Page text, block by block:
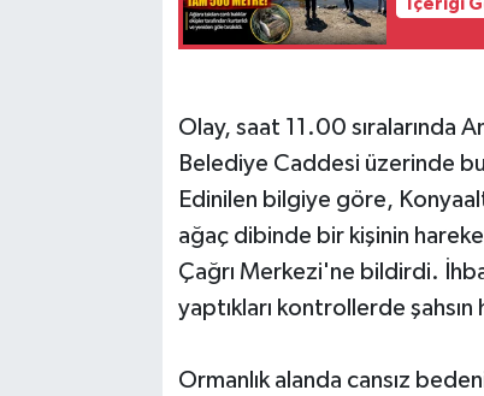
İçeriği
Olay, saat 11.00 sıralarında
Belediye Caddesi üzerinde
Edinilen bilgiye göre,
ağaç dibinde bir kişinin
Çağrı Merkezi'ne bildirdi.
yaptıkları kontrollerde
Ormanlık alanda cansız